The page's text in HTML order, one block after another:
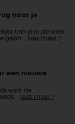
naar je
ben je in de weer
gezin …lees meer >
een nieuwe
voor de
… lees meer >